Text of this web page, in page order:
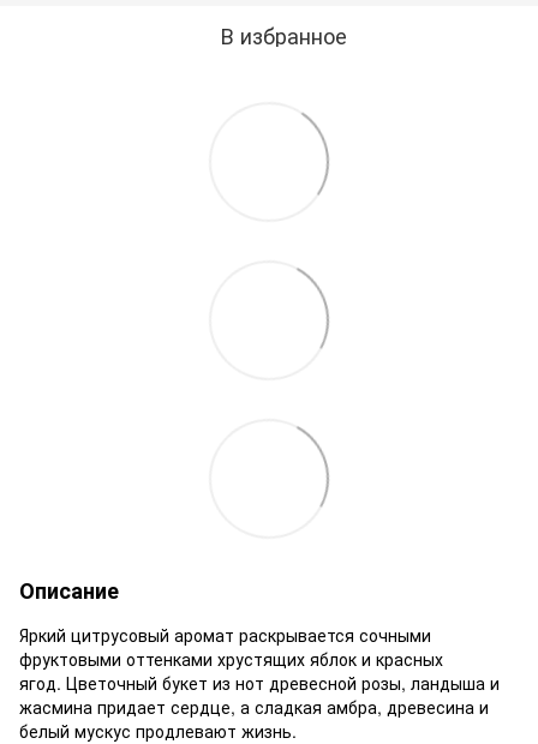
В избранное
Описание
Яркий цитрусовый аромат раскрывается сочными
фруктовыми оттенками хрустящих яблок и красных
ягод. Цветочный букет из нот древесной розы, ландыша и
жасмина придает сердце, а сладкая амбра, древесина и
белый мускус продлевают жизнь.